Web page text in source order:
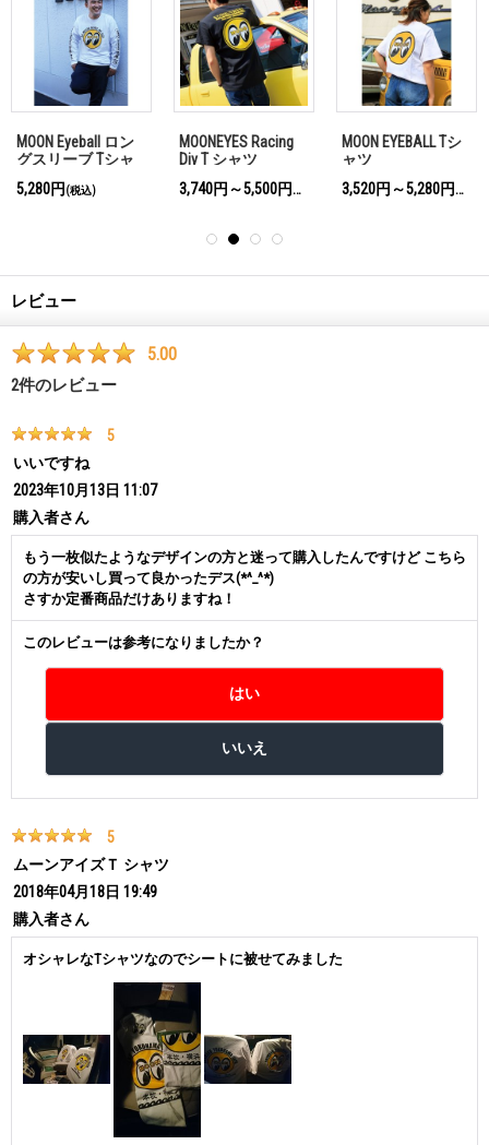
MOON Eyeball ロン
グスリーブ Tシャ
5,280円 (税込)
MOONEYES Racing
Div T シャツ
3,740円～5,500円
(税込)
MOON EYEBALL Tシ
ャツ
3,520円～5,280円
(税込)
レビュー
5.00
2件のレビュー
5
いいですね
2023年10月13日 11:07
購入者さん
もう一枚似たようなデザインの方と迷って購入したんですけど こちら
の方が安いし買って良かったデス(*^_^*)
さすか定番商品だけありますね！
このレビューは参考になりましたか？
5
ムーンアイズＴ シャツ
2018年04月18日 19:49
購入者さん
オシャレなTシャツなのでシートに被せてみました